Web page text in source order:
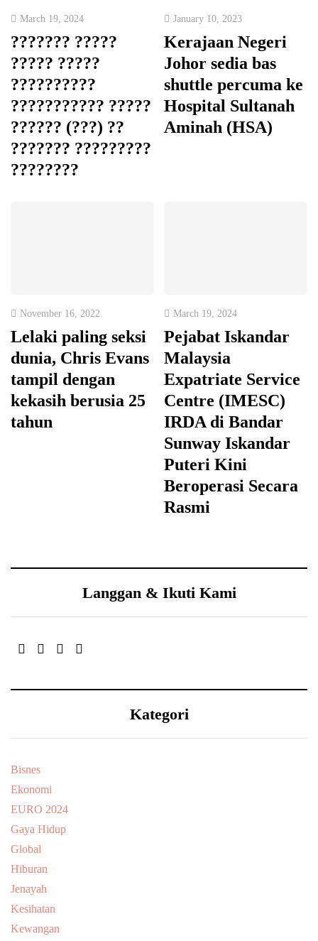
March 19, 2024
??????? ?????
????? ?????
??????????
??????????? ?????
?????? (???) ??
??????? ?????????
????????
January 10, 2023
Kerajaan Negeri
Johor sedia bas
shuttle percuma ke
Hospital Sultanah
Aminah (HSA)
November 16, 2022
Lelaki paling seksi
dunia, Chris Evans
tampil dengan
kekasih berusia 25
tahun
March 19, 2024
Pejabat Iskandar
Malaysia
Expatriate Service
Centre (IMESC)
IRDA di Bandar
Sunway Iskandar
Puteri Kini
Beroperasi Secara
Rasmi
Langgan & Ikuti Kami
Kategori
Bisnes
Ekonomi
EURO 2024
Gaya Hidup
Global
Hiburan
Jenayah
Kesihatan
Kewangan